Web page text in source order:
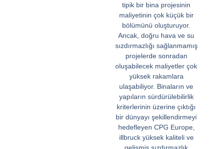
tipik bir bina projesinin
maliyetinin çok küçük bir
bölümünü oluşturuyor.
Ancak, doğru hava ve su
sızdırmazlığı sağlanmamış
projelerde sonradan
oluşabilecek maliyetler çok
yüksek rakamlara
ulaşabiliyor. Binaların ve
yapıların sürdürülebilirlik
kriterlerinin üzerine çıktığı
bir dünyayı şekillendirmeyi
hedefleyen CPG Europe,
illbruck yüksek kaliteli ve